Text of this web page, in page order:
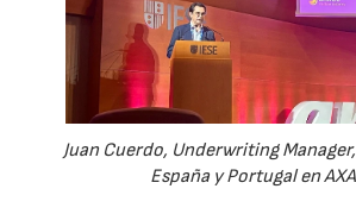
Juan Cuerdo, Underwriting
España y Portugal en